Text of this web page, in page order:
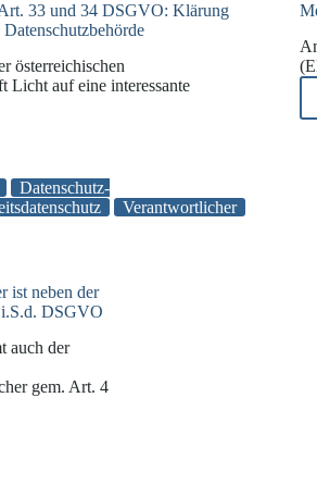
33 und 34 DSGVO: Klärung
österreichischen
Licht auf eine interessante
Datenschutz-
Verantwortlicher
ist neben der
DSGVO
auch der
gem. Art. 4